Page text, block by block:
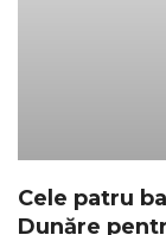
Cele patru
Dunăre